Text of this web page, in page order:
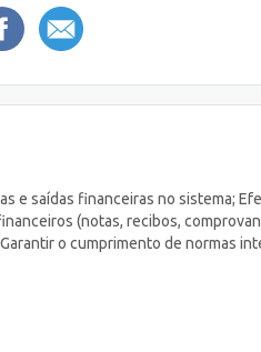
e saídas financeiras no sistema;
(notas, recibos,
o cumprimento de normas